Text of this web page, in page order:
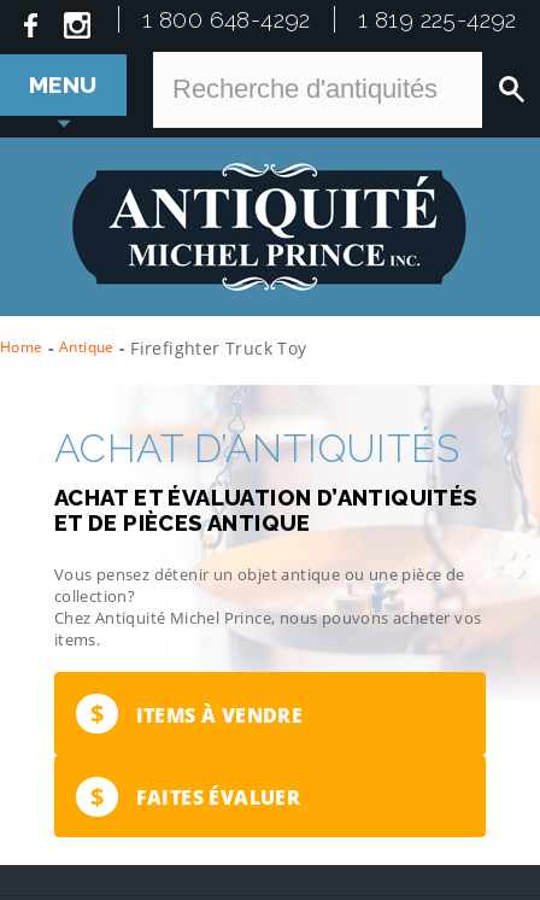
1 800 648-4292 1 819 225-4292
MENU
Home - Antique - Firefighter Truck Toy
ACHAT D’ANTIQUITÉS
ACHAT ET ÉVALUATION D’ANTIQUITÉS
ET DE PIÈCES ANTIQUE
Vous pensez détenir un objet antique ou une pièce de
collection?
Chez Antiquité Michel Prince, nous pouvons acheter vos
items.
$ ITEMS À VENDRE
$ FAITES ÉVALUER